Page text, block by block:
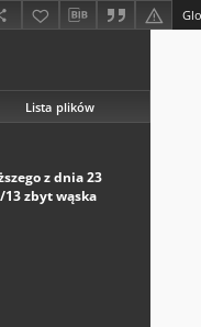
Lista plików
z dnia 23
13 zbyt wąska